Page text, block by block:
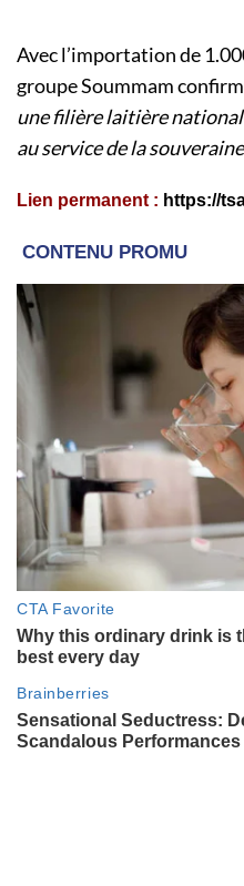
Avec l’importation de
groupe Soummam
une filière laitière
au service de la
Lien permanent : https://